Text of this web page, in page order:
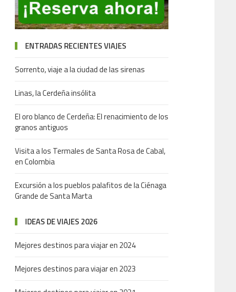
ENTRADAS RECIENTES VIAJES
Sorrento, viaje a la ciudad de las sirenas
Linas, la Cerdeña insólita
El oro blanco de Cerdeña: El renacimiento de los
granos antiguos
Visita a los Termales de Santa Rosa de Cabal,
en Colombia
Excursión a los pueblos palafitos de la Ciénaga
Grande de Santa Marta
IDEAS DE VIAJES 2026
Mejores destinos para viajar en 2024
Mejores destinos para viajar en 2023